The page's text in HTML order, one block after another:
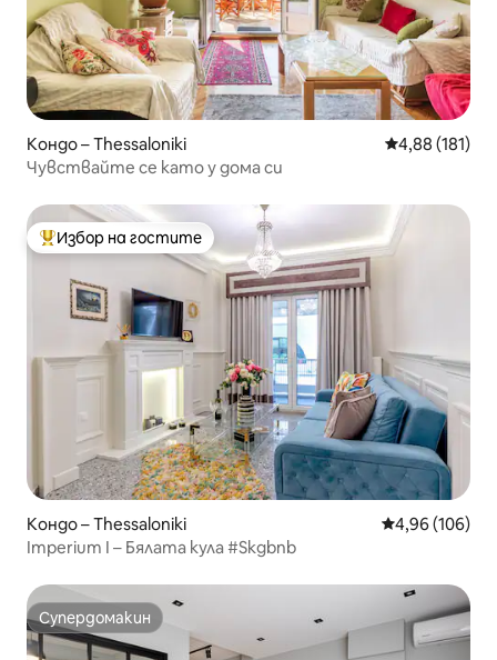
Кондо – Thessaloniki Средна
4,88 (181)
Чувствайте се като у дома си
Най-популярен избор на гостите
Избор на гостите
Кондо – Thessaloniki Средна
4,96 (106)
Imperium I – Бялата кула #Skgbnb
Супердомакин
Супердомакин